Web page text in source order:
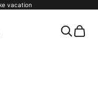
vacation
Search
Cart